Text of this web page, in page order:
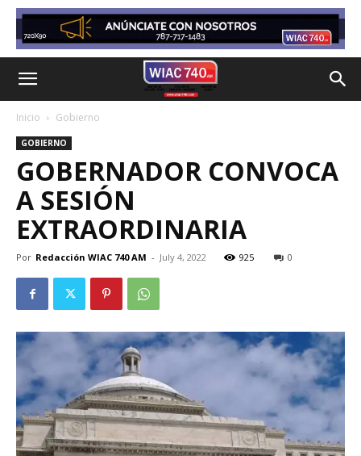
Inicio Gobierno
GOBIERNO
GOBERNADOR CONVOCA
A SESIÓN
EXTRAORDINARIA
Por Redacción WIAC 740 AM - July 4, 2022 925 0